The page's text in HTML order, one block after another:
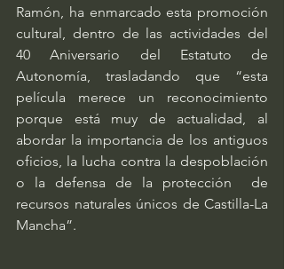
Ramón, ha enmarcado esta promoción
cultural, dentro de las actividades del
40 Aniversario del Estatuto de
Autonomía, trasladando que “esta
película merece un reconocimiento
porque está muy de actualidad, al
abordar la importancia de los antiguos
oficios, la lucha contra la despoblación
o la defensa de la protección  de
recursos naturales únicos de Castilla-La
Mancha”.